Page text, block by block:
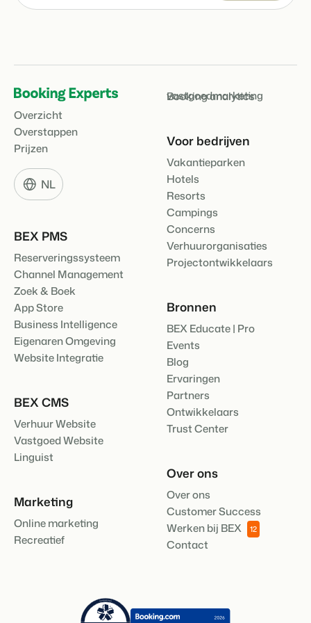
Klantverhaal Hofparken
Overzicht
Overstappen
Prijzen
NL
BEX PMS
Reserveringssysteem
Channel Management
Zoek & Boek
App Store
Business Intelligence
Eigenaren Omgeving
Website Integratie
BEX CMS
Verhuur Website
Vastgoed Website
Linguist
Marketing
Online marketing
Recreatief
vastgoedmarketing
Booking analytics
Voor bedrijven
Vakantieparken
Hotels
Resorts
Campings
Concerns
Verhuurorganisaties
Projectontwikkelaars
Bronnen
BEX Educate | Pro
Events
Blog
Ervaringen
Partners
Ontwikkelaars
Trust Center
Over ons
Over ons
Customer Success
Werken bij BEX
12
Contact